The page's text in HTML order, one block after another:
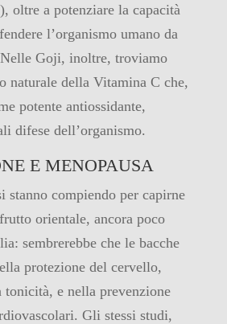
oltre a potenziare la capacità
l’organismo umano da
Goji, inoltre, troviamo
naturale della Vitamina C che,
potente antiossidante,
difese dell’organismo.
E MENOPAUSA
stanno compiendo per capirne
orientale, ancora poco
sembrerebbe che le bacche
protezione del cervello,
e nella prevenzione
Gli stessi studi,